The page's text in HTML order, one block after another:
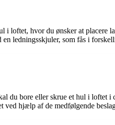
loftet, hvor du ønsker at placere
ledningsskjuler, som fås i
du bore eller skrue et hul i loftet
hjælp af de medfølgende